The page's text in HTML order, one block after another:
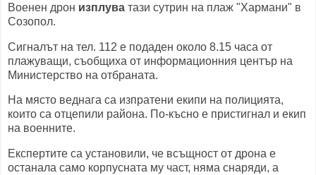
Военен дрон изплува тази сутрин на плаж "Хармани" в
Созопол.
Сигналът на тел. 112 е подаден около 8.15 часа от
плажуващи, съобщиха от информационния център на
Министерство на отбраната.
На място веднага са изпратени екипи на полицията,
които са отцепили района. По-късно е пристигнал и екип
на военните.
Експертите са установили, че всъщност от дрона е
останала само корпусната му част, няма снаряди, а